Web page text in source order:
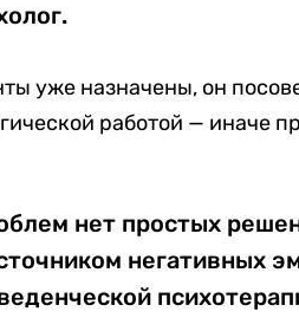
уже назначены, он
работой — иначе
нет простых
негативных